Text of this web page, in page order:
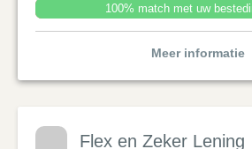
100% match met uw
Meer informatie
Flex en Zeker Lening